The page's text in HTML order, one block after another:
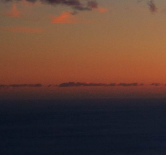
Aller